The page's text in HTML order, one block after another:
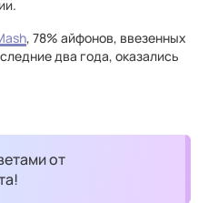
, 78% айфонов, ввезенных
два года, оказались
от